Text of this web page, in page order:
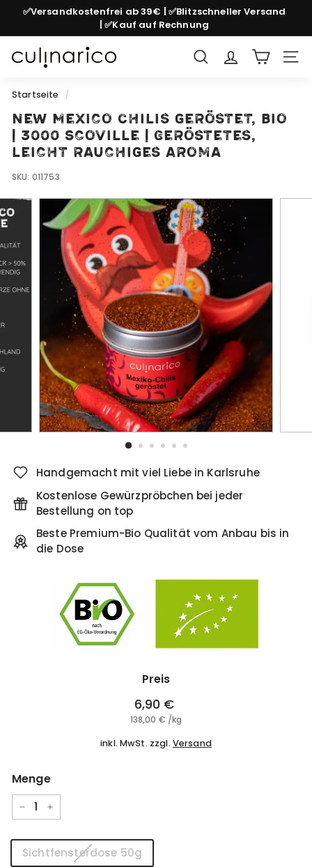
Direkt
Inhalt
Pause
✅Versandkostenfrei ab 39€ | ✅Blitzschneller Versand
| ✅Kauf auf Rechnung
c
l
i
n
a
r
c
Suche
Startseite /
New Mexico Chilis geröstet, bio
| 3000 Scoville | Geröstetes,
leicht rauchiges Aroma
SKU: 011753
Handgemacht mit viel Liebe in Karlsruhe
Kostenlose Gewürzpröbchen bei jeder
Bestellung on top
Beste Premium-Bio Qualität vom Anbau bis in
die Dose
Preis
Normaler
Preis
6,90 €
€
138,00 € 138,00
/kg
inkl. MwSt. zzgl. Versand
Menge
− +
Größe
Sichtfensterdose 50g